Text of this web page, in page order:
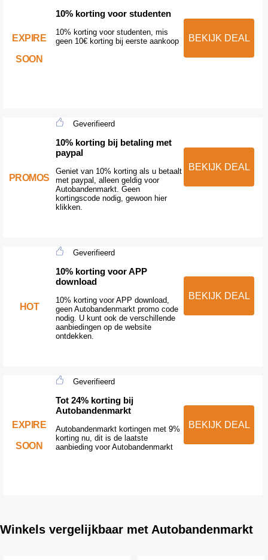
EXPIRE
SOON
10% korting voor studenten
10% korting voor studenten, mis
geen 10€ korting bij eerste aankoop
BEKIJK DEAL
PROMOS
Geverifieerd
10% korting bij betaling met
paypal
Geniet van 10% korting als u betaalt
met paypal, alleen geldig voor
Autobandenmarkt. Geen
kortingscode nodig, gewoon hier
klikken.
BEKIJK DEAL
HOT
Geverifieerd
10% korting voor APP
download
10% korting voor APP download,
geen Autobandenmarkt promo code
nodig. U kunt ook de verschillende
aanbiedingen op de website
ontdekken.
BEKIJK DEAL
EXPIRE
SOON
Geverifieerd
Tot 24% korting bij
Autobandenmarkt
Autobandenmarkt kortingen met 9%
korting nu, dit is de laatste
aanbieding voor Autobandenmarkt
BEKIJK DEAL
Winkels vergelijkbaar met Autobandenmarkt